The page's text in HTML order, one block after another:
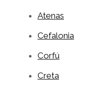
Atenas
Cefalonia
Corfú
Creta